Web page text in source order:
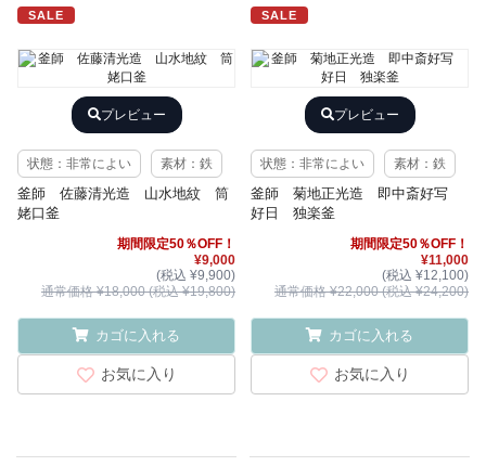
SALE
プレビュー
状態：非常によい 素材：鉄
釜師 佐藤清光造 山水地紋 筒
姥口釜
期間限定50％OFF！
¥9,000
(税込 ¥9,900)
通常価格 ¥18,000 (税込 ¥19,800)
カゴに入れる
お気に入り
SALE
プレビュー
状態：非常によい 素材：鉄
釜師 菊地正光造 即中斎好写
好日 独楽釜
期間限定50％OFF！
¥11,000
(税込 ¥12,100)
通常価格 ¥22,000 (税込 ¥24,200)
カゴに入れる
お気に入り